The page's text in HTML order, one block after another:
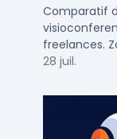
Comparatif
freelances.
participants,
28 juil.